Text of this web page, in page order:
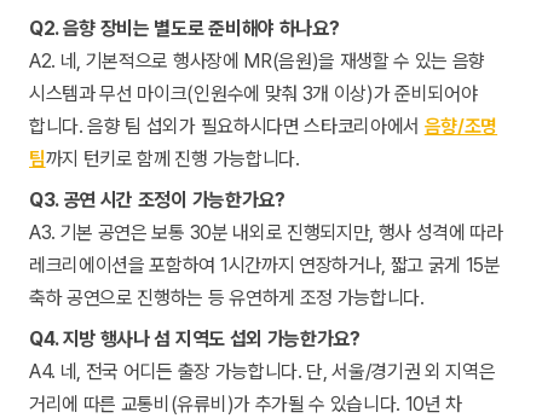
Q2. 음향 장비는 별도로 준비해야 하나요?
A2. 네, 기본적으로 행사장에 MR(음원)을 재생할 수 있는 음향
시스템과 무선 마이크(인원수에 맞춰 3개 이상)가 준비되어야
합니다. 음향 팀 섭외가 필요하시다면 스타코리아에서 음향/조명
팀까지 턴키로 함께 진행 가능합니다.
Q3. 공연 시간 조정이 가능한가요?
A3. 기본 공연은 보통 30분 내외로 진행되지만, 행사 성격에 따라
레크리에이션을 포함하여 1시간까지 연장하거나, 짧고 굵게 15분
축하 공연으로 진행하는 등 유연하게 조정 가능합니다.
Q4. 지방 행사나 섬 지역도 섭외 가능한가요?
A4. 네, 전국 어디든 출장 가능합니다. 단, 서울/경기권 외 지역은
거리에 따른 교통비(유류비)가 추가될 수 있습니다. 10년 차